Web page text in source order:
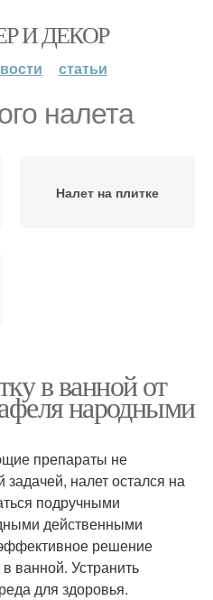
И ДЕКОР
статьи
налета
Налет на плитке
в ванной от
народными
препараты не
налет остался на
подручными
действенными
решение
ванной. Устранить
для здоровья.